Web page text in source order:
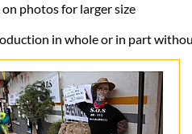
photos for larger size
in whole or in part